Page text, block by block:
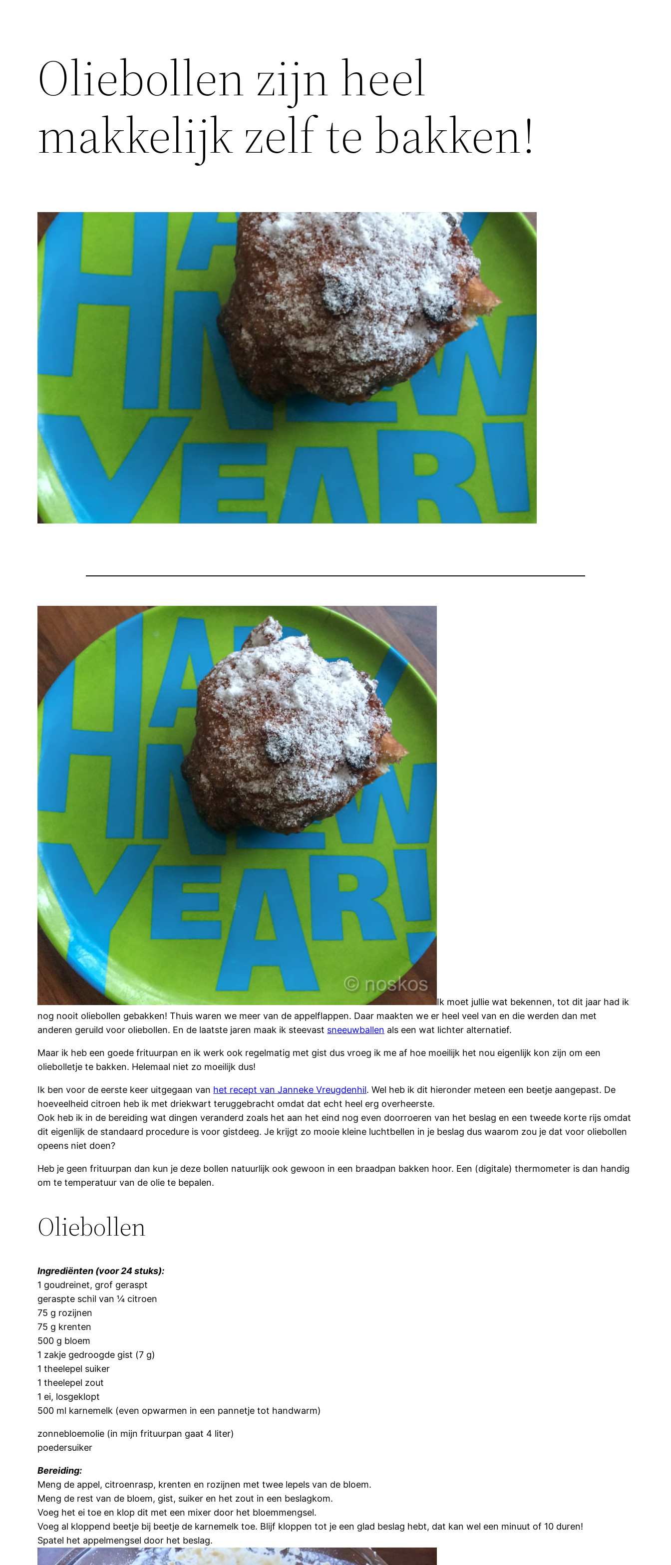
Oliebollen zijn heel
makkelijk zelf te bakken!
Ik moet jullie wat bekennen, tot dit jaar had ik
nog nooit oliebollen gebakken! Thuis waren we meer van de appelflappen. Daar maakten we er heel veel van en die werden dan met
anderen geruild voor oliebollen. En de laatste jaren maak ik steevast sneeuwballen als een wat lichter alternatief.
Maar ik heb een goede frituurpan en ik werk ook regelmatig met gist dus vroeg ik me af hoe moeilijk het nou eigenlijk kon zijn om een
oliebolletje te bakken. Helemaal niet zo moeilijk dus!
Ik ben voor de eerste keer uitgegaan van het recept van Janneke Vreugdenhil. Wel heb ik dit hieronder meteen een beetje aangepast. De
hoeveelheid citroen heb ik met driekwart teruggebracht omdat dat echt heel erg overheerste.
Ook heb ik in de bereiding wat dingen veranderd zoals het aan het eind nog even doorroeren van het beslag en een tweede korte rijs omdat
dit eigenlijk de standaard procedure is voor gistdeeg. Je krijgt zo mooie kleine luchtbellen in je beslag dus waarom zou je dat voor oliebollen
opeens niet doen?
Heb je geen frituurpan dan kun je deze bollen natuurlijk ook gewoon in een braadpan bakken hoor. Een (digitale) thermometer is dan handig
om te temperatuur van de olie te bepalen.
Oliebollen
Ingrediënten (voor 24 stuks):
1 goudreinet, grof geraspt
geraspte schil van ¼ citroen
75 g rozijnen
75 g krenten
500 g bloem
1 zakje gedroogde gist (7 g)
1 theelepel suiker
1 theelepel zout
1 ei, losgeklopt
500 ml karnemelk (even opwarmen in een pannetje tot handwarm)
zonnebloemolie (in mijn frituurpan gaat 4 liter)
poedersuiker
Bereiding:
Meng de appel, citroenrasp, krenten en rozijnen met twee lepels van de bloem.
Meng de rest van de bloem, gist, suiker en het zout in een beslagkom.
Voeg het ei toe en klop dit met een mixer door het bloemmengsel.
Voeg al kloppend beetje bij beetje de karnemelk toe. Blijf kloppen tot je een glad beslag hebt, dat kan wel een minuut of 10 duren!
Spatel het appelmengsel door het beslag.